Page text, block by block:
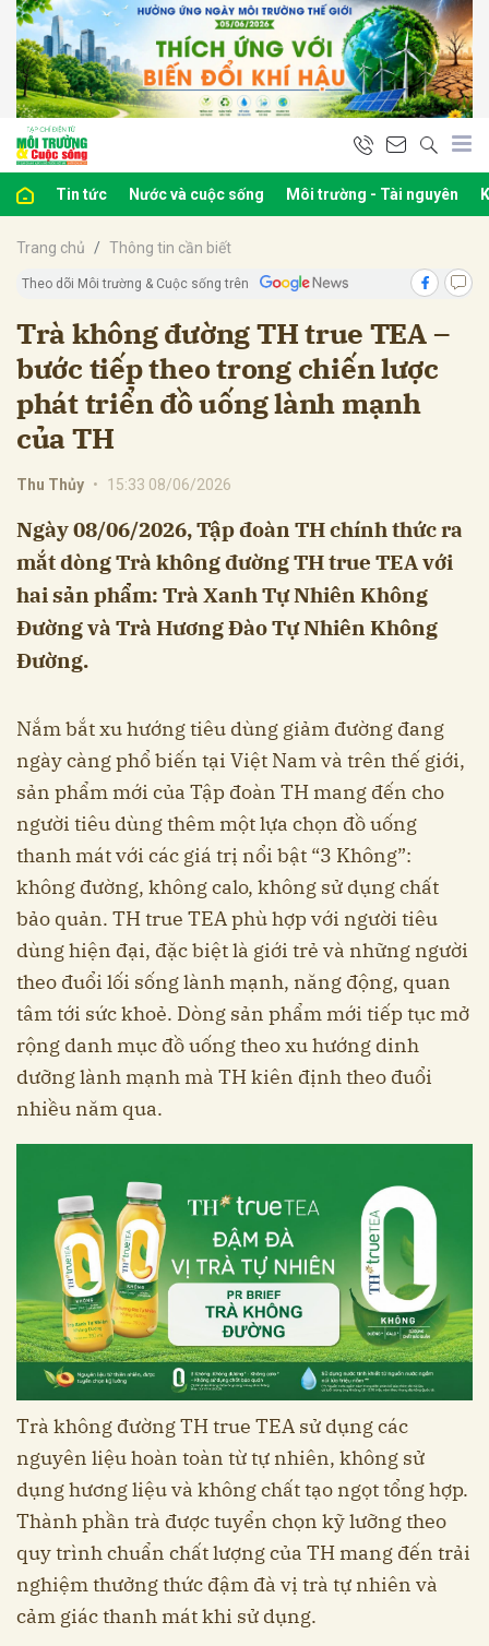
Tin tức Nước và cuộc sống Môi trường - Tài nguyên
Trang chủ Thông tin cần biết
Theo dõi Môi trường & Cuộc sống trên
Trà không đường TH true TEA –
bước tiếp theo trong chiến lược
phát triển đồ uống lành mạnh
của TH
Thu Thủy • 15:33 08/06/2026
Ngày 08/06/2026, Tập đoàn TH chính thức ra
mắt dòng Trà không đường TH true TEA với
hai sản phẩm: Trà Xanh Tự Nhiên Không
Đường và Trà Hương Đào Tự Nhiên Không
Đường.
Nắm bắt xu hướng tiêu dùng giảm đường đang
ngày càng phổ biến tại Việt Nam và trên thế giới,
sản phẩm mới của Tập đoàn TH mang đến cho
người tiêu dùng thêm một lựa chọn đồ uống
thanh mát với các giá trị nổi bật “3 Không”:
không đường, không calo, không sử dụng chất
bảo quản. TH true TEA phù hợp với người tiêu
dùng hiện đại, đặc biệt là giới trẻ và những người
theo đuổi lối sống lành mạnh, năng động, quan
tâm tới sức khoẻ. Dòng sản phẩm mới tiếp tục mở
rộng danh mục đồ uống theo xu hướng dinh
dưỡng lành mạnh mà TH kiên định theo đuổi
nhiều năm qua.
Trà không đường TH true TEA sử dụng các
nguyên liệu hoàn toàn từ tự nhiên, không sử
dụng hương liệu và không chất tạo ngọt tổng hợp.
Thành phần trà được tuyển chọn kỹ lưỡng theo
quy trình chuẩn chất lượng của TH mang đến trải
nghiệm thưởng thức đậm đà vị trà tự nhiên và
cảm giác thanh mát khi sử dụng.
luận
Hủy